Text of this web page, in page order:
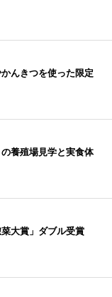
んきつを使った限定
養殖場見学と実食体
大賞」ダブル受賞